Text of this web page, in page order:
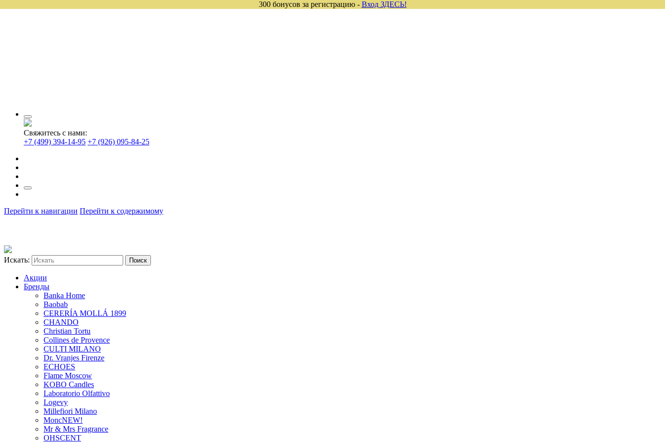
Свяжитесь с нами:
+7 (499) 394-14-95 +7 (926) 095-84-25
Перейти к навигации Перейти к содержимому
Искать:
Акции
Бренды
Banka Home
Baobab
CERERÍA MOLLÁ 1899
CHANDO
Christian Tortu
Collines de Provence
CULTI MILANO
Dr. Vranjes Firenze
ECHOES
Flame Moscow
KOBO Candles
Laboratorio Olfattivo
Logevy
Millefiori Milano
MoncNEW!
Mr & Mrs Fragrance
OHSCENT
300 бонусов за регистрацию - Вход ЗДЕСЬ!